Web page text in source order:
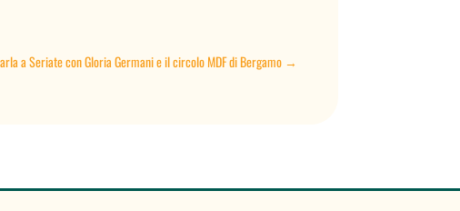
a Seriate con Gloria Germani e il circolo MDF di Bergamo→